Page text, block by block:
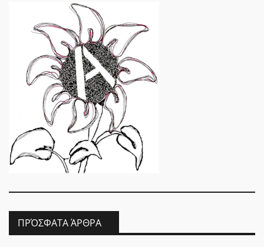
ΠΡΌΣΦΑΤΑ ΆΡΘΡΑ